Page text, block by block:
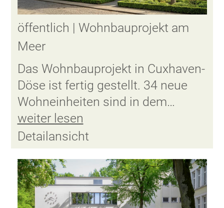
öffentlich | Wohnbauprojekt am
Meer
Das Wohnbauprojekt in Cuxhaven-
Döse ist fertig gestellt. 34 neue
Wohneinheiten sind in dem…
weiter lesen
Detailansicht